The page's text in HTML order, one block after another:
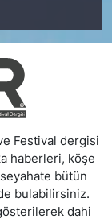
Festival dergisi
haberleri, köşe
bütün
bulabilirsiniz.
dahi